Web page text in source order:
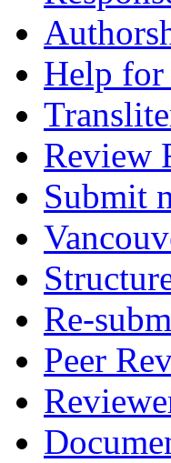
Help for
Review
Submit
Re-
Peer